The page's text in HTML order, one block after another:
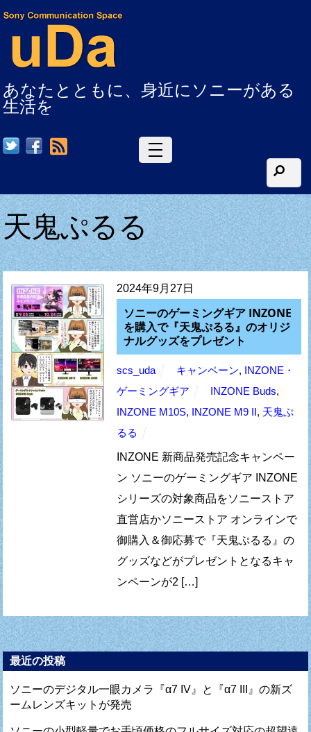
あなたとともに、身近にソニーがある
生活を
天鬼ぷるる
2024年9月27日
ソニーのゲーミングギア INZONE
を購入で『天鬼ぷるる』のオリジ
ナルグッズをプレゼント
scs_uda キャンペーン,
INZONE・
ゲーミングギア
INZONE Buds,
INZONE M10S, INZONE M9 II , 天鬼ぷ
るる
INZONE 新商品発売記念キャンペー
ン ソニーのゲーミングギア INZONE
シリーズの対象商品をソニーストア
直営店かソニーストア オンラインで
御購入＆御応募で『天鬼ぷるる』の
グッズなどがプレゼントとなるキャ
ンペーンが2 […]
最近の投稿
ソニーのデジタル一眼カメラ『α7 IV』と『α7 III』の新ズ
ームレンズキットが発売